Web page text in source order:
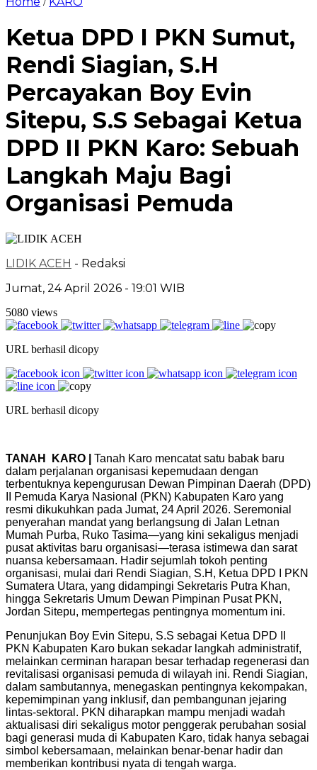
Ketua DPD I PKN Sumut,
Rendi Siagian, S.H
Percayakan Boy Evin
Sitepu, S.S Sebagai Ketua
DPD II PKN Karo: Sebuah
Langkah Maju Bagi
Organisasi Pemuda
LIDIK ACEH - Redaksi
Jumat, 24 April 2026 - 19:01 WIB
5080 views
URL berhasil dicopy
URL berhasil dicopy
TANAH KARO |
Tanah Karo mencatat satu babak baru
dalam perjalanan organisasi kepemudaan dengan
terbentuknya kepengurusan Dewan Pimpinan Daerah (DPD)
II Pemuda Karya Nasional (PKN) Kabupaten Karo yang
resmi dikukuhkan pada Jumat, 24 April 2026. Seremonial
penyerahan mandat yang berlangsung di Jalan Letnan
Mumah Purba, Ruko Tasima—yang kini sekaligus menjadi
pusat aktivitas baru organisasi—terasa istimewa dan sarat
nuansa kebersamaan. Hadir sejumlah tokoh penting
organisasi, mulai dari Rendi Siagian, S.H, Ketua DPD I PKN
Sumatera Utara, yang didampingi Sekretaris Putra Khan,
hingga Sekretaris Umum Dewan Pimpinan Pusat PKN,
Jordan Sitepu, mempertegas pentingnya momentum ini.
Penunjukan Boy Evin Sitepu, S.S sebagai Ketua DPD II
PKN Kabupaten Karo bukan sekadar langkah administratif,
melainkan cerminan harapan besar terhadap regenerasi dan
revitalisasi organisasi pemuda di wilayah ini. Rendi Siagian,
dalam sambutannya, menegaskan pentingnya kekompakan,
kepemimpinan yang inklusif, dan pembangunan jejaring
lintas-sektoral. PKN diharapkan mampu menjadi wadah
aktualisasi diri sekaligus motor penggerak perubahan sosial
bagi generasi muda di Kabupaten Karo, tidak hanya sebagai
simbol kebersamaan, melainkan benar-benar hadir dan
memberikan kontribusi nyata di tengah warga.